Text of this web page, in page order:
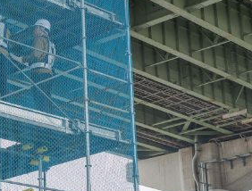
DX推進
採用情報
お問合わせ
グループ会社一覧
個人情報保護方針